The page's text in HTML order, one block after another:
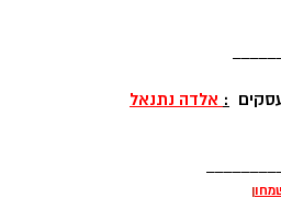
ספורט ושעשועים,
בית ספר לגלישה וחנות
שוק אשדוד. מחוף לידו
: אלדה נתנאל
ן